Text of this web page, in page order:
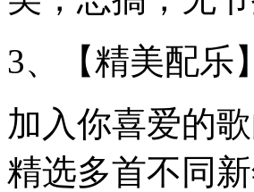
3、【精美配乐】
加入你喜爱的
精选多首不同